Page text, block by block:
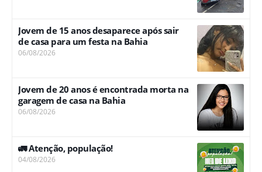
Jovem de 15 anos desaparece após sair
de casa para um festa na Bahia
06/08/2026
Jovem de 20 anos é encontrada morta na
garagem de casa na Bahia
06/08/2026
🚛 Atenção, população!
04/08/2026